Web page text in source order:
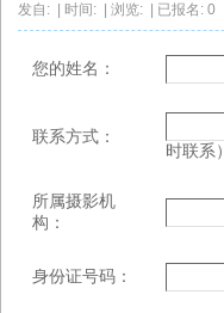
发自: | 时间: | 浏览: | 已报名: 0
您的姓名：
联系方式：
时联系）
所属摄影机
构：
身份证号码：